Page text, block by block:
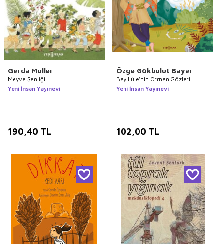
Gerda Muller
Meyve Şenliği
Yeni İnsan Yayınevi
190,40 TL
Özge Gökbulut Bayer
Bay Lüle’nin Orman Gözleri
Yeni İnsan Yayınevi
102,00 TL